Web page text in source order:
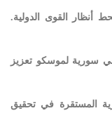
أنظار القوى الدولية.
سورية لموسكو تعزيز
المستقرة في تحقيق